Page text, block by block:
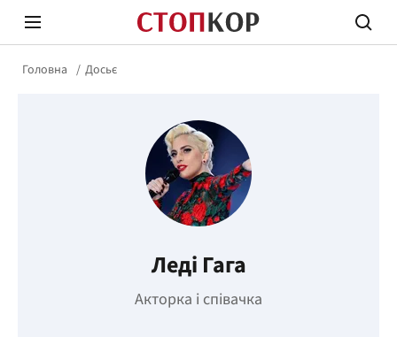
Стоп Політичній Корупції
Головна Досьє
Леді Гага
Акторка і співачка